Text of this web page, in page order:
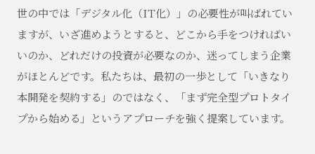
世の中では「デジタル化（IT化）」の必要性が叫ばれてい
ますが、いざ進めようとすると、どこから手をつければい
いのか、どれだけの投資が必要なのか、迷ってしまう企業
がほとんどです。私たちは、最初の一歩として「いきなり
本開発を契約する」のではなく、「まず完全型プロトタイ
プから始める」というアプローチを強く提案しています。